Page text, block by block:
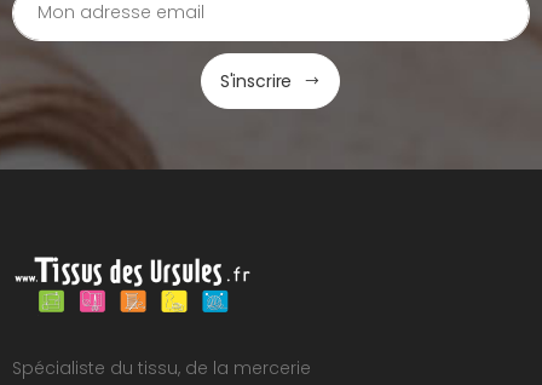
S'inscrire
Spécialiste du tissu, de la mercerie